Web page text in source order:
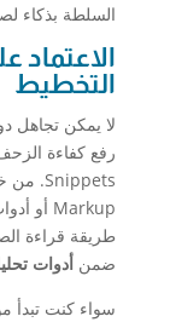
السلطة بذكاء
الاعتماد
التخطيط
طريقة قراءة
ضمن أدوات
سواء كنت تبدأ